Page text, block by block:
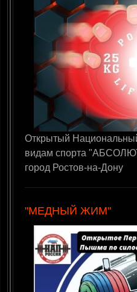
Открытый
видам спорта
город Ростов-на-Дону
"МЕДНЫЙ ЖИМ"